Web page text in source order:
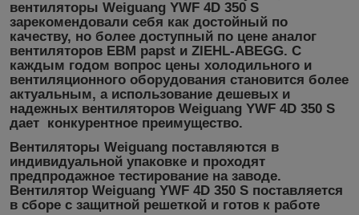
вентиляторы Weiguang YWF 4D 350 S
зарекомендовали себя как достойный по
качеству, но более доступный по цене аналог
вентиляторов EBM papst и ZIEHL-ABEGG. С
каждым годом вопрос цены холодильного и
вентиляционного оборудования становится более
актуальным, а использование дешевых и
надежных вентиляторов Weiguang YWF 4D 350 S
дает конкурентное преимущество.
Вентиляторы Weiguang поставляются в
индивидуальной упаковке и проходят
предпродажное тестирование на заводе.
Вентилятор Weiguang YWF 4D 350 S поставляется
в сборе с защитной решеткой и готов к работе